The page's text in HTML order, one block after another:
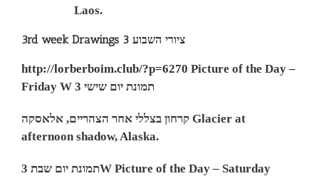
Laos.
3rd week Drawings ציורי השבוע 3
http://lorberboim.club/?p=6270 Picture of the Day –
Friday W תמונת יום שישי 3
Glacier at
afternoon shadow, Alaska.
תמונת יום שבת 3W Picture of the Day – Saturday